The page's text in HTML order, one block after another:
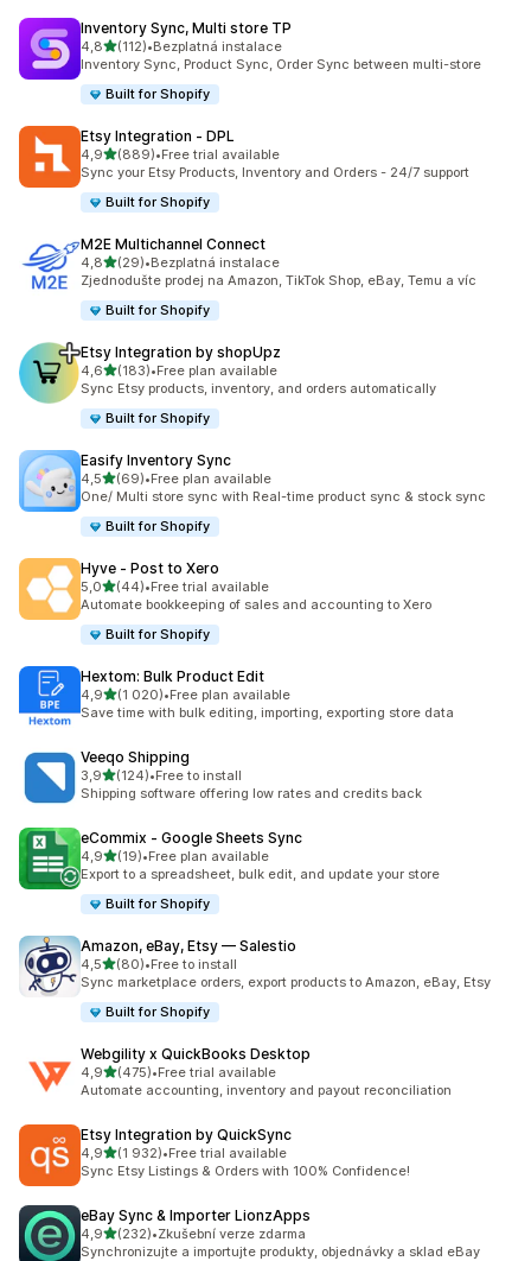
Inventory Sync, Multi store TP
4,8z 5 hvězd
(112)
Celkový počet recenzí: 112
•Bezplatná instalace
Inventory Sync, Product Sync, Order Sync between multi-store
Built for Shopify
Etsy Integration ‑ DPL
4,9z 5 hvězd
(889)
Celkový počet recenzí: 889
•Free trial available
Sync your Etsy Products, Inventory and Orders - 24/7 support
Built for Shopify
M2E Multichannel Connect
4,8z 5 hvězd
(29)
Celkový počet recenzí: 29
•Bezplatná instalace
Zjednodušte prodej na Amazon, TikTok Shop, eBay, Temu a víc
Built for Shopify
Etsy Integration by shopUpz
4,6z 5 hvězd
(183)
Celkový počet recenzí: 183
•Free plan available
Sync Etsy products, inventory, and orders automatically
Built for Shopify
Easify Inventory Sync
4,5z 5 hvězd
(69)
Celkový počet recenzí: 69
•Free plan available
One/ Multi store sync with Real-time product sync & stock sync
Built for Shopify
Hyve ‑ Post to Xero
5,0z 5 hvězd
(44)
Celkový počet recenzí: 44
•Free trial available
Automate bookkeeping of sales and accounting to Xero
Built for Shopify
Hextom: Bulk Product Edit
4,9z 5 hvězd
(1 020)
Celkový počet recenzí: 1020
•Free plan available
Save time with bulk editing, importing, exporting store data
Veeqo Shipping
3,9z 5 hvězd
(124)
Celkový počet recenzí: 124
•Free to install
Shipping software offering low rates and credits back
eCommix ‑ Google Sheets Sync
4,9z 5 hvězd
(19)
Celkový počet recenzí: 19
•Free plan available
Export to a spreadsheet, bulk edit, and update your store
Built for Shopify
Amazon, eBay, Etsy — Salestio
4,5z 5 hvězd
(80)
Celkový počet recenzí: 80
•Free to install
Sync marketplace orders, export products to Amazon, eBay, Etsy
Built for Shopify
Webgility x QuickBooks Desktop
4,9z 5 hvězd
(475)
Celkový počet recenzí: 475
•Free trial available
Automate accounting, inventory and payout reconciliation
Etsy Integration by QuickSync
4,9z 5 hvězd
(1 932)
Celkový počet recenzí: 1932
•Free trial available
Sync Etsy Listings & Orders with 100% Confidence!
eBay Sync & Importer LionzApps
4,9z 5 hvězd
(232)
Celkový počet recenzí: 232
•Zkušební verze zdarma
Synchronizujte a importujte produkty, objednávky a sklad eBay